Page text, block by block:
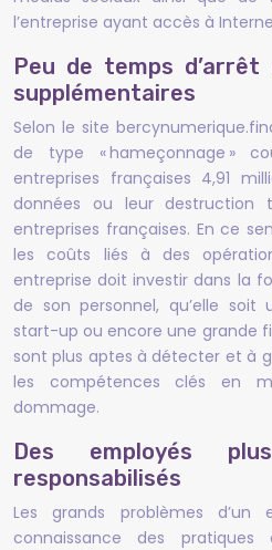
l’entreprise ayant accès à
Peu de temps
supplémentaires
Selon le site
de type « hameçonnage »
entreprises françaises 4,91
données ou leur destruction
entreprises françaises. En ce
les coûts liés à des
entreprise doit investir dans la
de son personnel, qu’elle
start-up ou encore une grande
sont plus aptes à détecter et à
les compétences clés en
dommage.
Des employés
responsabilisés
Les grands problèmes d’un
connaissance des